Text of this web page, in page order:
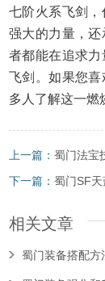
七阶火系飞剑
强大的力量，
者都能在追求
飞剑。如果您
多人了解这一燃
上一篇：蜀门法宝
下一篇：蜀门SF
相关文章
蜀门装备搭配方